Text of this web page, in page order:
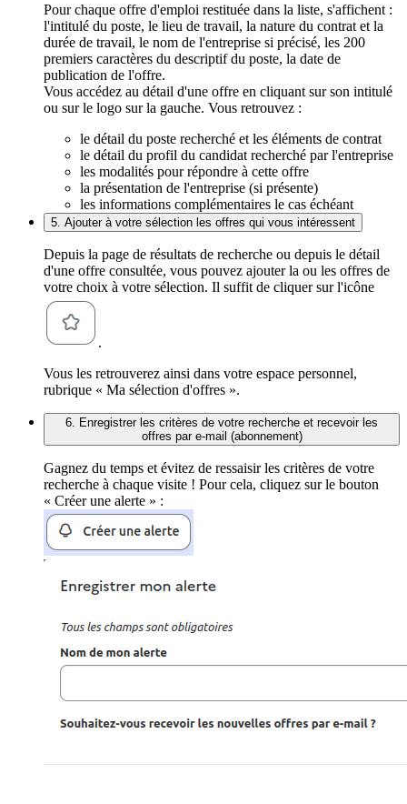
Pour chaque offre d'emploi restituée dans la liste, s'affichent :
l'intitulé du poste, le lieu de travail, la nature du contrat et la
durée de travail, le nom de l'entreprise si précisé, les 200
premiers caractères du descriptif du poste, la date de
publication de l'offre.
Vous accédez au détail d'une offre en cliquant sur son intitulé
ou sur le logo sur la gauche. Vous retrouvez :
le détail du poste recherché et les éléments de contrat
le détail du profil du candidat recherché par l'entreprise
les modalités pour répondre à cette offre
la présentation de l'entreprise (si présente)
les informations complémentaires le cas échéant
5. Ajouter à votre sélection les offres qui vous intéressent
Depuis la page de résultats de recherche ou depuis le détail
d'une offre consultée, vous pouvez ajouter la ou les offres de
votre choix à votre sélection. Il suffit de cliquer sur l'icône
.
Vous les retrouverez ainsi dans votre espace personnel,
rubrique « Ma sélection d'offres ».
6. Enregistrer les critères de votre recherche et recevoir les
offres par e-mail (abonnement)
Gagnez du temps et évitez de ressaisir les critères de votre
recherche à chaque visite ! Pour cela, cliquez sur le bouton
« Créer une alerte » :